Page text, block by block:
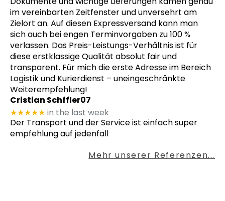
im vereinbarten Zeitfenster und unversehrt am
Zielort an. Auf diesen Expressversand kann man
sich auch bei engen Terminvorgaben zu 100 %
verlassen. Das Preis-Leistungs-Verhältnis ist für
diese erstklassige Qualität absolut fair und
transparent. Für mich die erste Adresse im Bereich
Logistik und Kurierdienst – uneingeschränkte
Weiterempfehlung!
Cristian Schffler07
★★★★★ in the last week
Der Transport und der Service ist einfach super
empfehlung auf jedenfall
Mehr unserer Referenzen...